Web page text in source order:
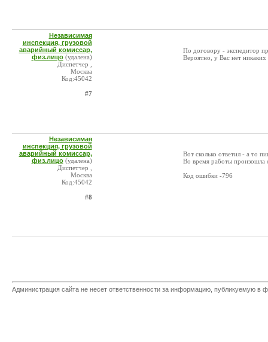
Независимая
инспекция, грузовой
аварийный комиссар,
физ.лицо (удалена)
Диспетчер ,
Москва
Код:45042
#7
По договору - экспедитор
Вероятно, у Вас нет
Независимая
инспекция, грузовой
аварийный комиссар,
физ.лицо (удалена)
Диспетчер ,
Москва
Код:45042
#8
Вот сколько ответил - а то
Во время работы произошла
Код ошибки -796
Администрация сайта не несет ответственности за информацию, публикуемую